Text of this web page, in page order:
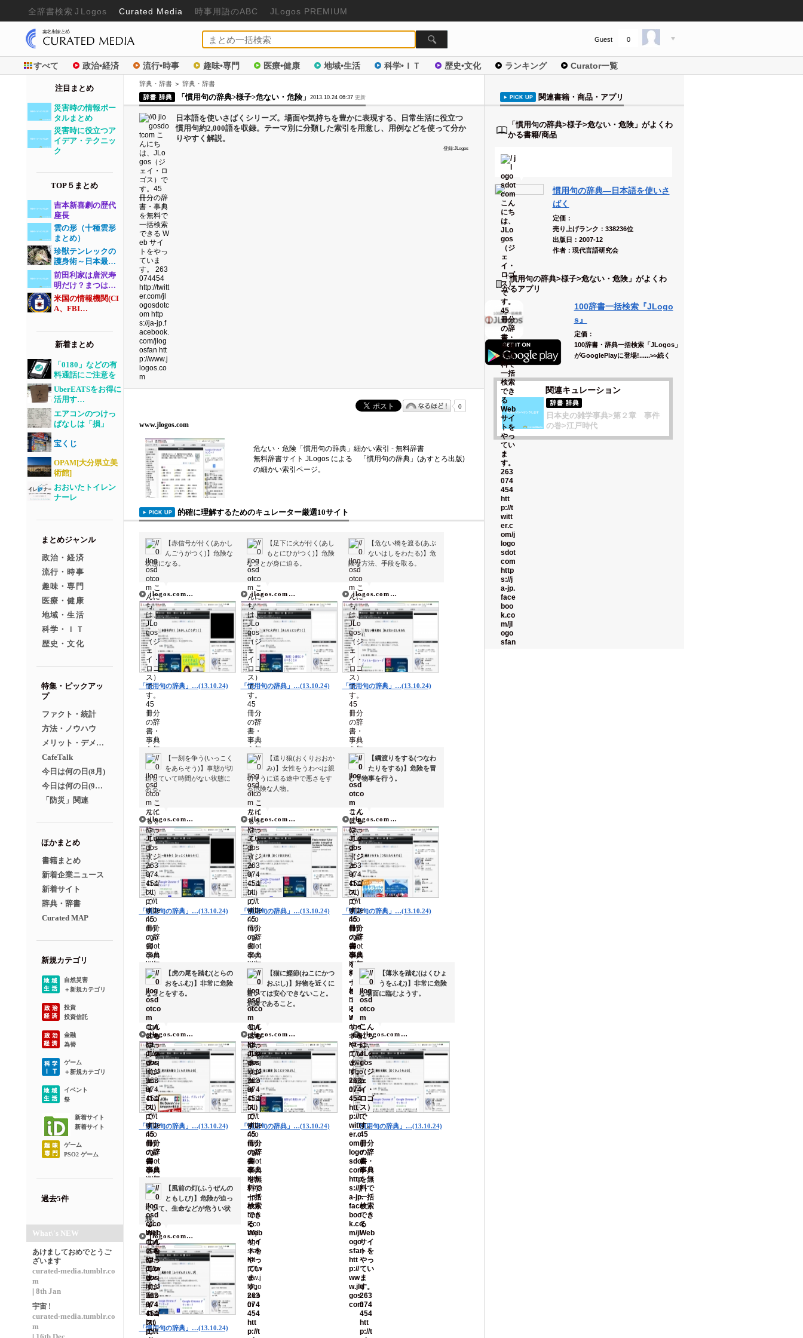
全辞書検索 J Logos Curated Media 時事用語のABC JLogos PREMIUM
Guest 0
すべて 政治•経済 流行•時事 趣味•専門 医療•健康 地域•生活 科学•ＩＴ 歴史•文化 ランキング Curator一覧
「慣用句の辞典>様子>危ない・危険」 2013.10.24 06:37 更新
辞典・辞書 ＞ 辞典・辞書
日本語を使いさばくシリーズ。場面や気持ちを豊かに表現する、日常生活に役立つ
慣用句約2,000語を収録。テーマ別に分類した索引を用意し、用例などを使って分か
りやすく解説。
登録:JLogos
0
www.jlogos.com
危ない・危険「慣用句の辞典」細かい索引 - 無料辞書
無料辞書サイト JLogos による 「慣用句の辞典」(あすとろ出版)
の細かい索引ページ。
的確に理解するためのキュレーター厳選10サイト
【赤信号が付く(あかし
んごうがつく)】危険な
状態になる。
jlogos.com…
「慣用句の辞典」…(13.10.24)
【足下に火が付く(あし
もとにひがつく)】危険
なことが身に迫る。
jlogos.com…
「慣用句の辞典」…(13.10.24)
【危ない橋を渡る(あぶ
ないはしをわたる)】危
険な方法、手段を取る。
jlogos.com…
「慣用句の辞典」…(13.10.24)
【一刻を争う(いっこく
をあらそう)】事態が切
迫していて時間がない状態に
ある。
jlogos.com…
「慣用句の辞典」…(13.10.24)
【送り狼(おくりおおか
み)】女性をうわべは親
切そうに送る途中で悪さをす
る危険な人物。
jlogos.com…
「慣用句の辞典」…(13.10.24)
【綱渡りをする(つなわ
たりをする)】危険を冒
して物事を行う。
jlogos.com…
「慣用句の辞典」…(13.10.24)
【虎の尾を踏む(とらの
おをふむ)】非常に危険
なことをする。
jlogos.com…
「慣用句の辞典」…(13.10.24)
【猫に鰹節(ねこにかつ
おぶし)】好物を近くに
置いては安心できないこと。
危険であること。
jlogos.com…
「慣用句の辞典」…(13.10.24)
【薄氷を踏む(はくひょ
うをふむ)】非常に危険
な場面に臨むようす。
jlogos.com…
「慣用句の辞典」…(13.10.24)
【風前の灯(ふうぜんの
ともしび)】危険が迫っ
ていて、生命などが危うい状
態。
jlogos.com…
「慣用句の辞典」…(13.10.24)
注目まとめ
災害時の情報ポー
タルまとめ
災害時に役立つア
イデア・テクニッ
ク
TOP５まとめ
吉本新喜劇の歴代
座長
雲の形（十種雲形
まとめ）
珍獣テンレックの
護身術～日本最…
前田利家は唐沢寿
明だけ？まつは…
米国の情報機関(CI
A、FBI…
新着まとめ
「0180」などの有
料通話にご注意を
UberEATSをお得に
活用す…
エアコンのつけっ
ぱなしは「損」
宝くじ
OPAM[大分県立美
術館]
おおいたトイレン
ナーレ
まとめジャンル
政治・経済
流行・時事
趣味・専門
医療・健康
地域・生活
科学・ＩＴ
歴史・文化
特集・ピックアッ
プ
ファクト・統計
方法・ノウハウ
メリット・デメリット
CafeTalk
今日は何の日(8月)
今日は何の日(9月）
「防災」関連
ほかまとめ
書籍まとめ
新着企業ニュース
新着サイト
辞典・辞書
Curated MAP
新規カテゴリ
自然災害
＋新規カテゴリ
投資
投資信託
金融
為替
ゲーム
＋新規カテゴリ
イベント
祭
新着サイト
新着サイト
ゲーム
PSO2 ゲーム
過去5件
What\'s NEW
あけましておめでとうご
ざいます
curated-media.tumblr.co
m
8th Jan
宇宙 !
curated-media.tumblr.co
m
関連書籍・商品・アプリ
「慣用句の辞典>様子>危ない・危険」がよくわ
かる書籍/商品
慣用句の辞典―日本語を使いさ
ばく
定価：
売り上げランク：338236位
出版日：2007-12
作者：現代言語研究会
「慣用句の辞典>様子>危ない・危険」がよくわ
かるアプリ
100辞書一括検索『JLogo
s』
定価：
100辞書・辞典一括検索「JLogos」
がGooglePlayに登場!......>>続く
関連キュレーション
日本史の雑学事典>第２章 事件
の巻>江戸時代